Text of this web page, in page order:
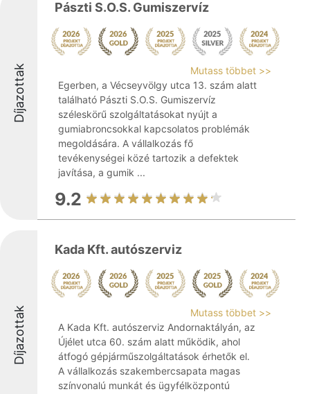
Díjazottak
Pászti S.O.S. Gumiszervíz
Mutass többet >>
Egerben, a Vécseyvölgy utca 13. szám alatt
található Pászti S.O.S. Gumiszervíz
széleskörű szolgáltatásokat nyújt a
gumiabroncsokkal kapcsolatos problémák
megoldására. A vállalkozás fő
tevékenységei közé tartozik a defektek
javítása, a gumik ...
9.2
Díjazottak
Kada Kft. autószerviz
Mutass többet >>
A Kada Kft. autószerviz Andornaktályán, az
Újélet utca 60. szám alatt működik, ahol
átfogó gépjárműszolgáltatások érhetők el.
A vállalkozás szakembercsapata magas
színvonalú munkát és ügyfélközpontú